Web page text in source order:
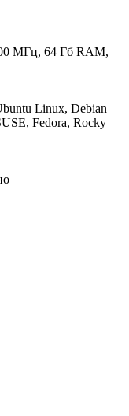
МГц, 64 Гб RAM,
Linux, Debian
Fedora, Rocky